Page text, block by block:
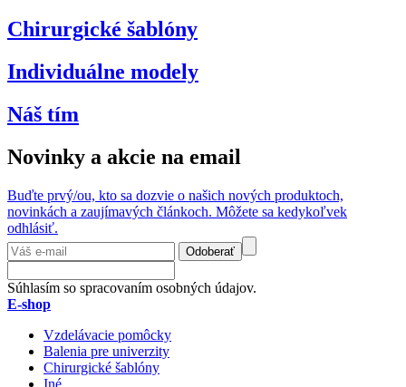
Chirurgické šablóny
Individuálne modely
Náš tím
Novinky a akcie na email
Buďte prvý/ou, kto sa dozvie o našich nových produktoch,
novinkách a zaujímavých článkoch. Môžete sa kedykoľvek
odhlásiť.
Odoberať
Súhlasím so spracovaním osobných údajov.
E-shop
Vzdelávacie pomôcky
Balenia pre univerzity
Chirurgické šablóny
Iné